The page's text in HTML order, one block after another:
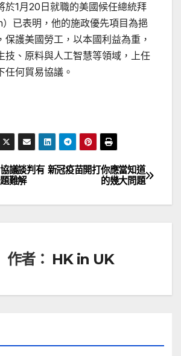
於1月20日就職的美國候任總統拜
已表明，他的施政優先項目為挹
保護美國勞工，以本國利益為重，
技、原料與人工智慧等領域，上任
任何貿易協議。
新冠疫苗開打你應當知道
的幾大問題
議談判有
難解
作者： HK in UK